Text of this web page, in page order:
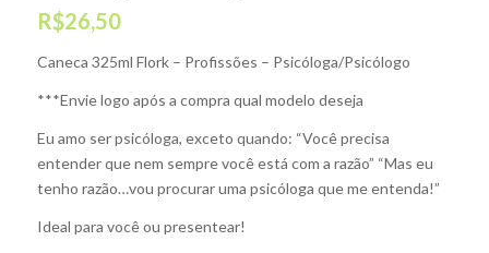
R$26,50
Caneca 325ml Flork – Profissões – Psicóloga/Psicólogo
***Envie logo após a compra qual modelo deseja
Eu amo ser psicóloga, exceto quando: “Você precisa
entender que nem sempre você está com a razão” “Mas eu
tenho razão…vou procurar uma psicóloga que me entenda!”
Ideal para você ou presentear!